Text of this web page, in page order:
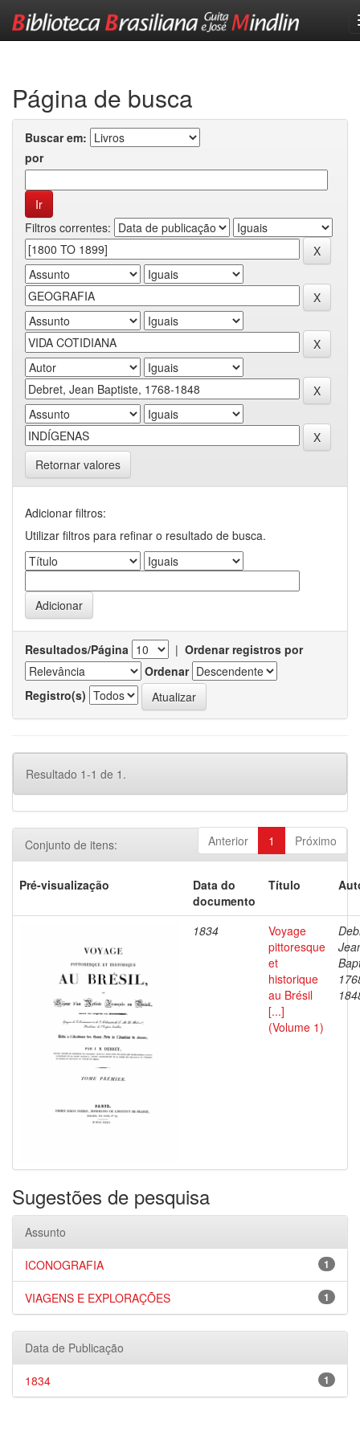
Página de busca
Buscar em:
por
Filtros correntes:
Retornar valores
Adicionar filtros:
Utilizar filtros para refinar o resultado de busca.
Resultados/Página | Ordenar registros por
Ordenar
Registro(s)
Resultado 1-1 de 1.
Anterior 1 Próximo
Conjunto de itens:
Pré-visualização
Data do
documento
Título
1834
Voyage
pittoresque
et
historique
au Brésil
[...]
(Volume 1)
Sugestões de pesquisa
Assunto
1
ICONOGRAFIA
1
VIAGENS E EXPLORAÇÕES
Data de Publicação
1
1834